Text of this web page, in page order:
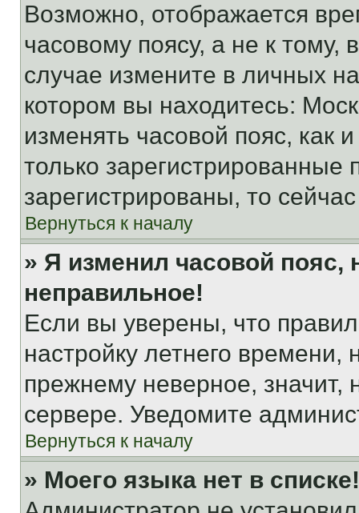
Возможно, отображается
часовому поясу, а не к тому,
случае измените в личных
котором вы находитесь:
изменять часовой пояс, как
только
зарегистрированы, то
Вернуться к началу
» Я изменил часовой пояс,
неправильное!
Если вы уверены, что
настройку летнего
прежнему неверное, значит,
сервере. Уведомите
Вернуться к началу
» Моего языка нет в списке!